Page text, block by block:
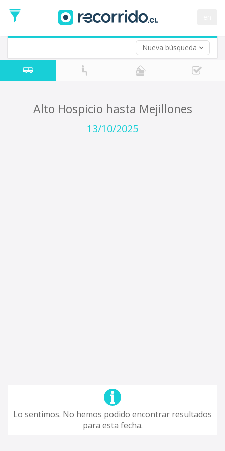
Nueva búsqueda
de
Ida
Vuelta (opcional)
Fecha
de
Alto Hospicio hasta Mejillones
13/10/2025
Lo sentimos. No hemos podido encontrar resultados
para esta fecha.